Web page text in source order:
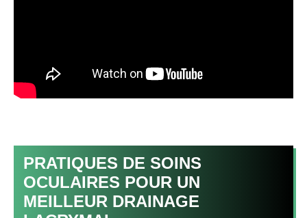
PRATIQUES DE SOINS
OCULAIRES POUR UN
MEILLEUR DRAINAGE